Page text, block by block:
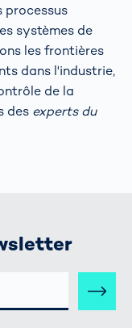
processus
systèmes de
les frontières
dans l'industrie,
de la
des experts du